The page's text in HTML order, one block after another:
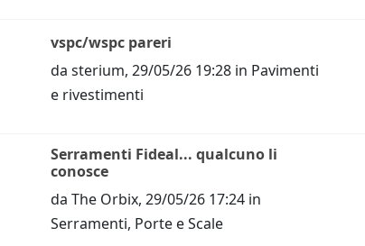
vspc/wspc pareri
dasterium,29/05/26 19:28 in Pavimenti
e rivestimenti
Serramenti Fideal... qualcuno li
conosce
daThe Orbix,29/05/26 17:24 in
Serramenti, Porte e Scale